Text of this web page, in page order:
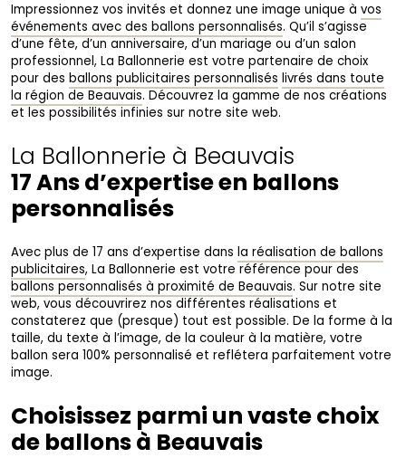
Impressionnez vos invités et donnez une image unique à vos
événements avec des ballons personnalisés. Qu’il s’agisse
d’une fête, d’un anniversaire, d’un mariage ou d’un salon
professionnel, La Ballonnerie est votre partenaire de choix
pour des ballons publicitaires personnalisés livrés dans toute
la région de Beauvais. Découvrez la gamme de nos créations
et les possibilités infinies sur notre site web.
La Ballonnerie à Beauvais
17 Ans d’expertise en ballons
personnalisés
Avec plus de 17 ans d’expertise dans la réalisation de ballons
publicitaires, La Ballonnerie est votre référence pour des
ballons personnalisés à proximité de Beauvais. Sur notre site
web, vous découvrirez nos différentes réalisations et
constaterez que (presque) tout est possible. De la forme à la
taille, du texte à l’image, de la couleur à la matière, votre
ballon sera 100% personnalisé et reflétera parfaitement votre
image.
Choisissez parmi un vaste choix
de ballons à Beauvais